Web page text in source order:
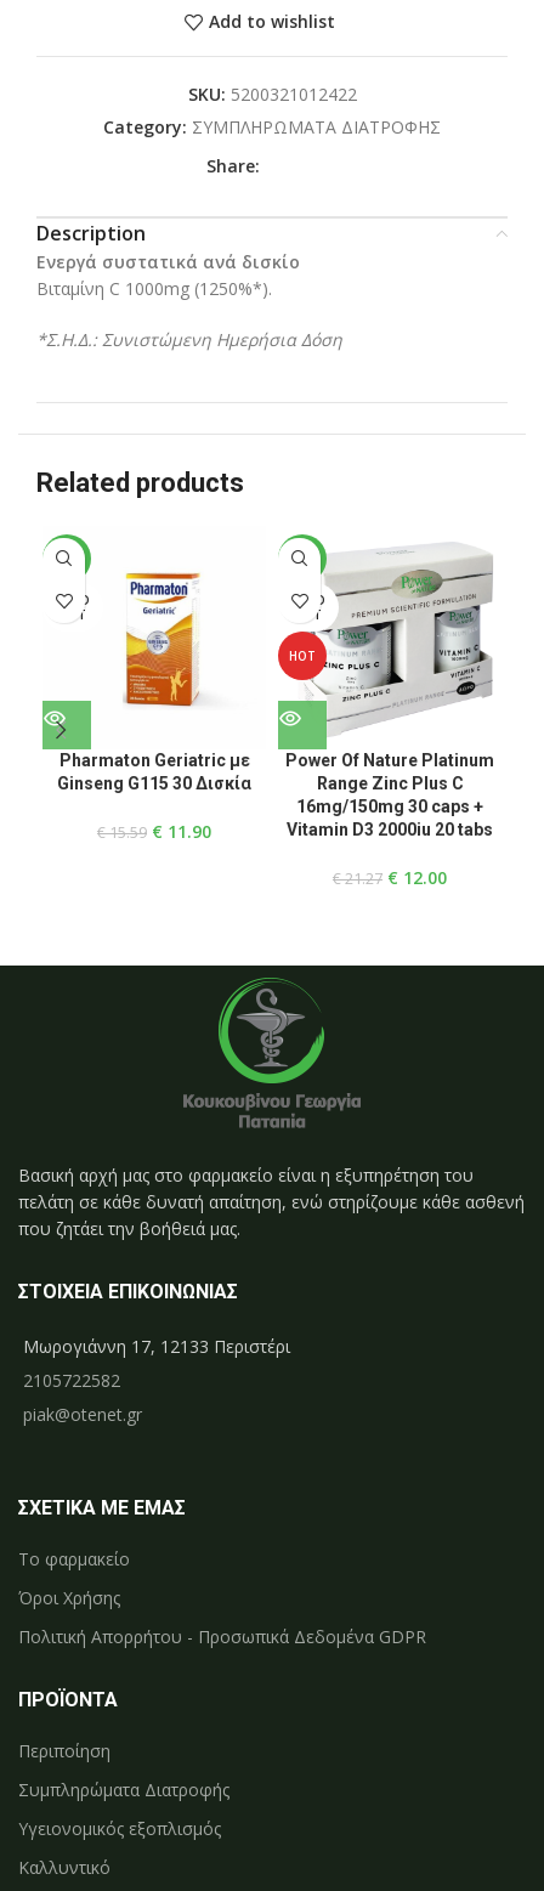
Add to wishlist
SKU: 5200321012422
Category: ΣΥΜΠΛΗΡΩΜΑΤΑ ΔΙΑΤΡΟΦΗΣ
Share:
Description
Ενεργά συστατικά ανά δισκίο
Βιταμίνη C 1000mg (1250%*).
*Σ.Η.Δ.: Συνιστώμενη Ημερήσια Δόση
Related products
-24%
SOLD
OUT
Pharmaton Geriatric με
Ginseng G115 30 Δισκία
€15.59 € 11.90
-44%
SOLD
OUT
HOT
Power Of Nature Platinum
Range Zinc Plus C
16mg/150mg 30 caps +
Vitamin D3 2000iu 20 tabs
€21.27 € 12.00
Βασική αρχή μας στο φαρμακείο είναι η εξυπηρέτηση του
πελάτη σε κάθε δυνατή απαίτηση, ενώ στηρίζουμε κάθε ασθενή
που ζητάει την βοήθειά μας.
ΣΤΟΙΧΕΙΑ ΕΠΙΚΟΙΝΩΝΙΑΣ
Μωρογιάννη 17, 12133 Περιστέρι
2105722582
piak@otenet.gr
ΣΧΕΤΙΚΑ ΜΕ ΕΜΑΣ
Το φαρμακείο
Όροι Χρήσης
Πολιτική Απορρήτου - Προσωπικά Δεδομένα GDPR
ΠΡΟΪΟΝΤΑ
Περιποίηση
Συμπληρώματα Διατροφής
Υγειονομικός εξοπλισμός
Καλλυντικό